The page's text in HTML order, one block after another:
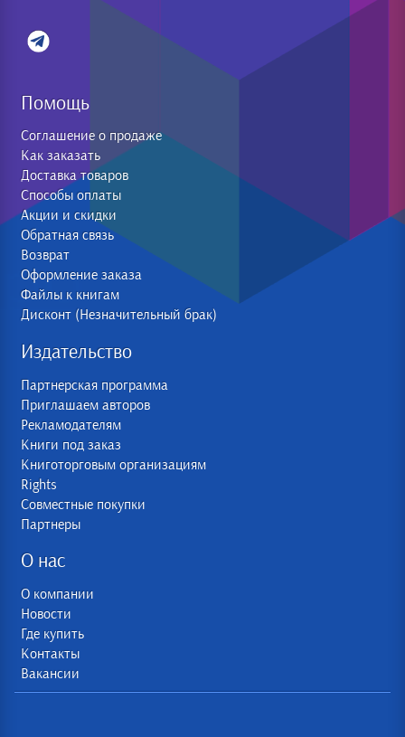
Помощь
Соглашение о продаже
Как заказать
Доставка товаров
Способы оплаты
Акции и скидки
Обратная связь
Возврат
Оформление заказа
Файлы к книгам
Дисконт (Незначительный брак)
Издательство
Партнерская программа
Приглашаем авторов
Рекламодателям
Книги под заказ
Книготорговым организациям
Rights
Совместные покупки
Партнеры
О нас
О компании
Новости
Где купить
Контакты
Вакансии